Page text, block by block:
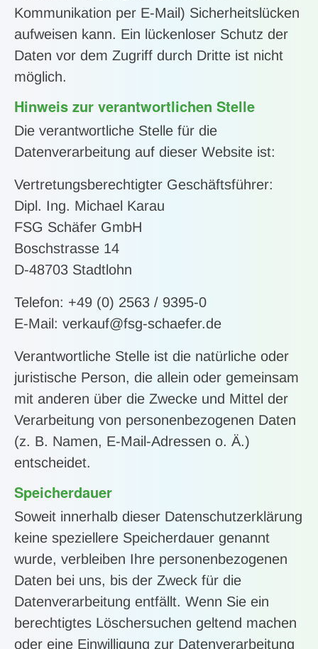
Kommunikation per E-Mail) Sicherheitslücken
aufweisen kann. Ein lückenloser Schutz der
Daten vor dem Zugriff durch Dritte ist nicht
möglich.
Hinweis zur verantwortlichen Stelle
Die verantwortliche Stelle für die
Datenverarbeitung auf dieser Website ist:
Vertretungsberechtigter Geschäftsführer:
Dipl. Ing. Michael Karau
FSG Schäfer GmbH
Boschstrasse 14
D-48703 Stadtlohn
Telefon: +49 (0) 2563 / 9395-0
E-Mail: verkauf@fsg-schaefer.de
Verantwortliche Stelle ist die natürliche oder
juristische Person, die allein oder gemeinsam
mit anderen über die Zwecke und Mittel der
Verarbeitung von personenbezogenen Daten
(z. B. Namen, E-Mail-Adressen o. Ä.)
entscheidet.
Speicherdauer
Soweit innerhalb dieser Datenschutzerklärung
keine speziellere Speicherdauer genannt
wurde, verbleiben Ihre personenbezogenen
Daten bei uns, bis der Zweck für die
Datenverarbeitung entfällt. Wenn Sie ein
berechtigtes Löschersuchen geltend machen
oder eine Einwilligung zur Datenverarbeitung